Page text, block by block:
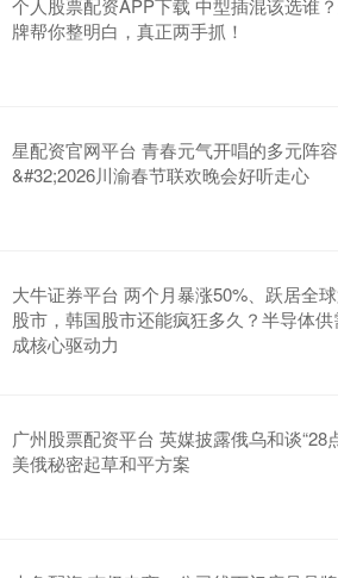
个人股票配资APP下载 中型插混该选谁
牌帮你整明白，真正两手抓！
星配资官网平台 青春元气开唱的多元阵容
&#32;2026川渝春节联欢晚会好听走心
大牛证券平台 两个月暴涨50%、跃居全
股市，韩国股市还能疯狂多久？半导体
成核心驱动力
广州股票配资平台 英媒披露俄乌和谈“28
美俄秘密起草和平方案